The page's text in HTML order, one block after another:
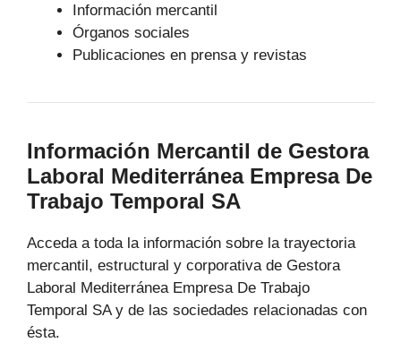
Información mercantil
Órganos sociales
Publicaciones en prensa y revistas
Información Mercantil de Gestora
Laboral Mediterránea Empresa De
Trabajo Temporal SA
Acceda a toda la información sobre la trayectoria
mercantil, estructural y corporativa de Gestora
Laboral Mediterránea Empresa De Trabajo
Temporal SA y de las sociedades relacionadas con
ésta.